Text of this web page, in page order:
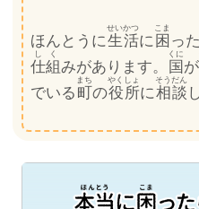
ほんとうに生活
せいかつ
に 困
こま
っ
仕組
しく
みがあります。 国
くに
が
でいる 町
まち
の役所
やくしょ
に相談
そうだん